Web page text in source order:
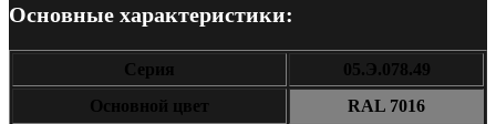
Основные характеристики:
Серия
05.Э.078.49
Основной цвет
RAL 7016